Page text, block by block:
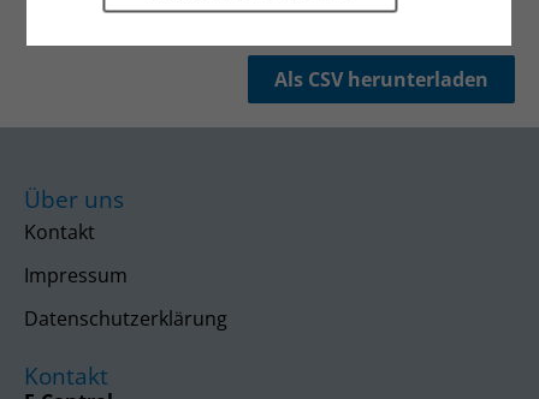
Als CSV herunterladen
Über uns
Kontakt
Impressum
Datenschutzerklärung
Kontakt